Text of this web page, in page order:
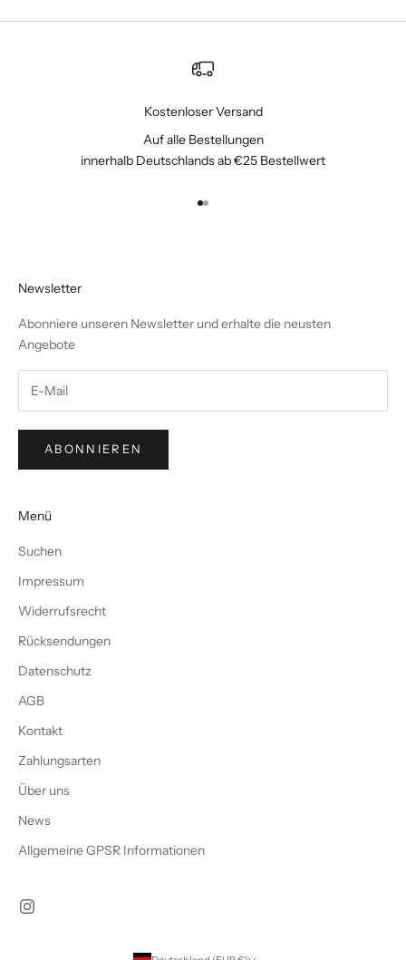
Kostenloser Versand
Auf alle Bestellungen
innerhalb Deutschlands ab €25 Bestellwert
Gehe zu Element 1
Gehe zu Element 2
Newsletter
Abonniere unseren Newsletter und erhalte die neusten
Angebote
ABONNIEREN
Menü
Suchen
Impressum
Widerrufsrecht
Rücksendungen
Datenschutz
AGB
Kontakt
Zahlungsarten
Über uns
News
Allgemeine GPSR Informationen